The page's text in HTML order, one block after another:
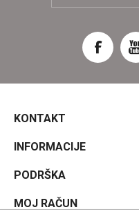
KONTAKT
INFORMACIJE
PODRŠKA
MOJ RAČUN